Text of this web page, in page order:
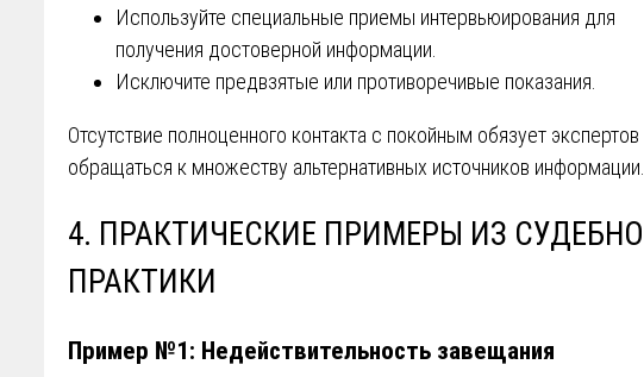
Используйте специальные приемы интервьюирования для
получения достоверной информации.
Исключите предвзятые или противоречивые показания.
Отсутствие полноценного контакта с покойным обязует экспертов
обращаться к множеству альтернативных источников информации.
4. ПРАКТИЧЕСКИЕ ПРИМЕРЫ ИЗ
ПРАКТИКИ
Пример №1: Недействительность завещания